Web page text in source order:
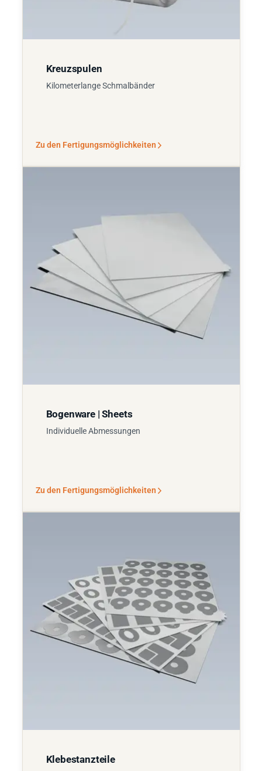
Kreuzspulen
Kilometerlange Schmalbänder
Zu den Fertigungsmöglichkeiten
Bogenware | Sheets
Individuelle Abmessungen
Zu den Fertigungsmöglichkeiten
Klebestanzteile